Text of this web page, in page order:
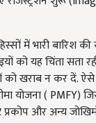
में भारी बारिश
को यह चिंता सता
खराब न कर दें. ऐसे
योजना (
और अन्य